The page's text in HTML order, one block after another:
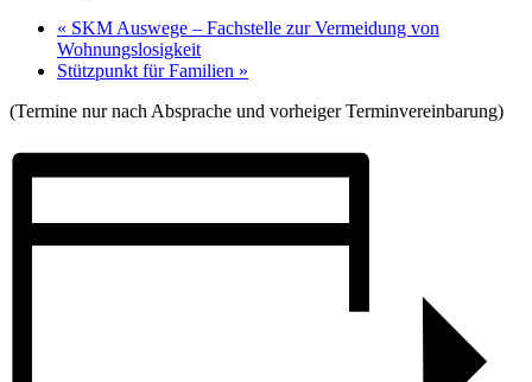
« SKM Auswege – Fachstelle zur Vermeidung von
Wohnungslosigkeit
Stützpunkt für Familien »
(Termine nur nach Absprache und vorheiger Terminvereinbarung)